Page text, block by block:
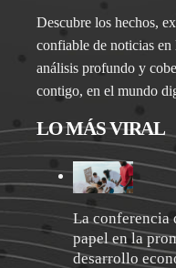
Descubre los hechos,
confiable de noticias
análisis profundo y
contigo, en el mundo
LO MÁS VIRAL
La conferencia
papel en la
desarrollo